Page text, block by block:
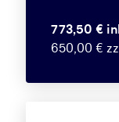
773,50 €
650,00 €